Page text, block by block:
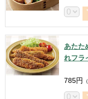
あたた
れフラ
785円